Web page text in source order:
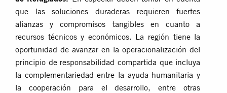
que las soluciones duraderas requieren fuertes
alianzas y compromisos tangibles en cuanto a
recursos técnicos y económicos. La región tiene la
oportunidad de avanzar en la operacionalización del
principio de responsabilidad compartida que incluya
la complementariedad entre la ayuda humanitaria y
la cooperación para el desarrollo, entre otras